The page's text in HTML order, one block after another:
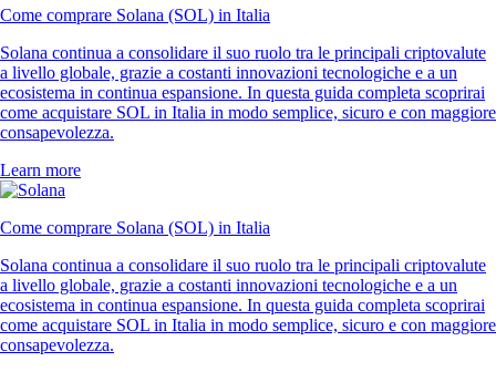
Come comprare Solana (SOL) in Italia
Solana continua a consolidare il suo ruolo tra le principali criptovalute
a livello globale, grazie a costanti innovazioni tecnologiche e a un
ecosistema in continua espansione. In questa guida completa scoprirai
come acquistare SOL in Italia in modo semplice, sicuro e con maggiore
consapevolezza.
Learn more
Come comprare Solana (SOL) in Italia
Solana continua a consolidare il suo ruolo tra le principali criptovalute
a livello globale, grazie a costanti innovazioni tecnologiche e a un
ecosistema in continua espansione. In questa guida completa scoprirai
come acquistare SOL in Italia in modo semplice, sicuro e con maggiore
consapevolezza.